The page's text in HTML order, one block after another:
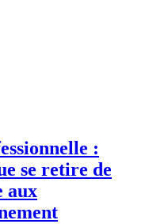
:
se retire de
aux